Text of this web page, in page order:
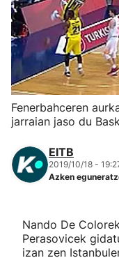
Herri-kirolak
Eskubaloia
Kirolak 360
Mendi-lasterketak
"Helmuga"
Fenerbahceren
jarraian jaso du
EITB
2019/10/18 -
Azken
Nando De
Perasovicek
izan zen